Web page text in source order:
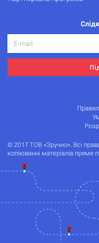
© 2017 ТОВ «Зручно». Всі
копіюванні матеріалів пряме